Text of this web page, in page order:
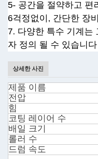
5- 공간을 절약하고 편
6걱정없이, 간단한 장
7. 다양한 특수 기계는
자 정의 될 수 있습니다
상세한 사진
제품 이름
전압
힘
코팅 레이어 수
배일 크기
롤러 수
드럼 속도